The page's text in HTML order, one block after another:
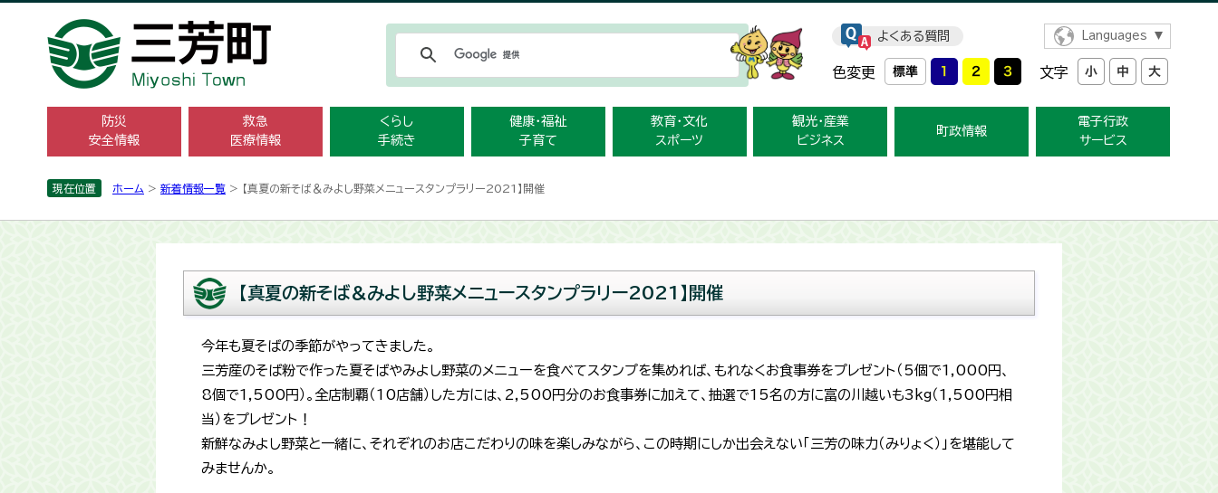
よくある質問 Languages
色変更 文字
防災
安全情報
救急
医療情報
くらし
手続き
健康・福祉
子育て
教育・文化
スポーツ
観光・産業
ビジネス
町政情報
電子行政
サービス
現在位置 ホーム > 新着情報一覧 > 【真夏の新そば＆みよし野菜メニュースタンプラリー2021】開催
【真夏の新そば＆みよし野菜メニュースタンプラリー2021】開催
今年も夏そばの季節がやってきました。
三芳産のそば粉で作った夏そばやみよし野菜のメニューを食べてスタンプを集めれば、もれなくお食事券をプレゼント（5個で1,000円、
8個で1,500円）。全店制覇（10店舗）した方には、2,500円分のお食事券に加えて、抽選で15名の方に富の川越いも3kg（1,500円相
当）をプレゼント！
新鮮なみよし野菜と一緒に、それぞれのお店こだわりの味を楽しみながら、この時期にしか出会えない「三芳の味力（みりょく）」を堪能して
みませんか。